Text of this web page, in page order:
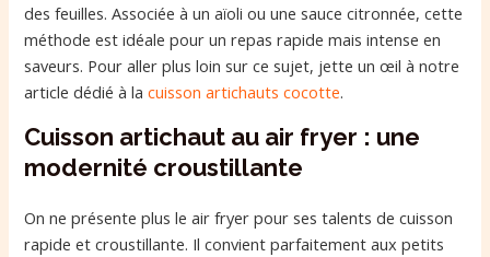
des feuilles. Associée à un aïoli ou une sauce citronnée, cette
méthode est idéale pour un repas rapide mais intense en
saveurs. Pour aller plus loin sur ce sujet, jette un œil à notre
article dédié à lacuisson artichauts cocotte.
Cuisson artichaut au air fryer : une
modernité croustillante
On ne présente plus le air fryer pour ses talents de cuisson
rapide et croustillante. Il convient parfaitement aux petits